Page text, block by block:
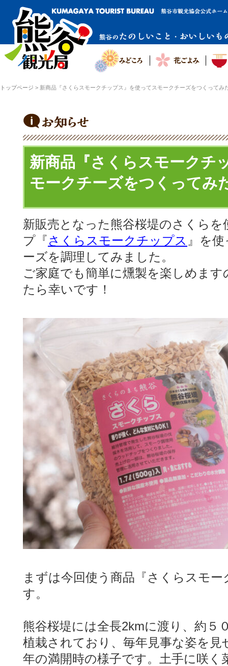
トップページ > 新商品『さくらスモークチップス』を使ってスモークチーズをつくってみ
新商品『さくらスモークチ
モークチーズをつくってみ
新販売となった熊谷桜堤のさくら
プ『さくらスモークチップス 』を
ーズを調理してみました。
ご家庭でも簡単に燻製を楽しめま
たら幸いです！
まずは今回使う商品『さくらスモ
す。
熊谷桜堤には全長2kmに渡り、約５
植栽されており、毎年見事な姿を
年の満開時の様子です。土手に咲